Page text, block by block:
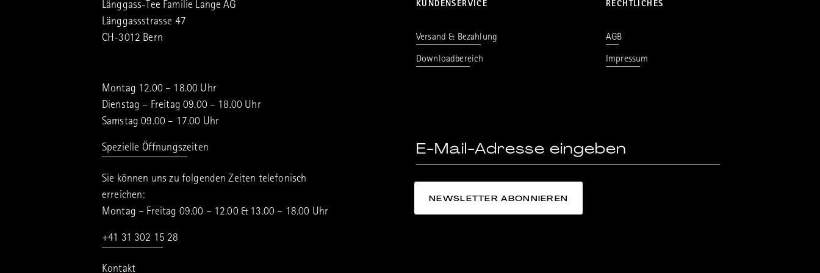
Länggass-Tee Familie Lange AG
Länggassstrasse 47
CH-3012 Bern
Montag 12.00 – 18.00 Uhr
Dienstag – Freitag 09.00 – 18.00 Uhr
Samstag 09.00 – 17.00 Uhr
Spezielle Öffnungszeiten
Sie können uns zu folgenden Zeiten telefonisch
erreichen:
Montag – Freitag 09.00 – 12.00 & 13.00 – 18.00 Uhr
+41 31 302 15 28
Kontakt
KUNDENSERVICE
Versand & Bezahlung
Downloadbereich
RECHTLICHES
AGB
Impressum